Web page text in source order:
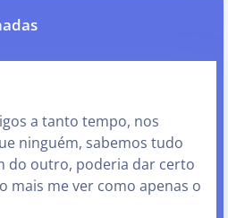
a tanto tempo, nos
ninguém, sabemos tudo
do outro, poderia dar certo
mais me ver como apenas o